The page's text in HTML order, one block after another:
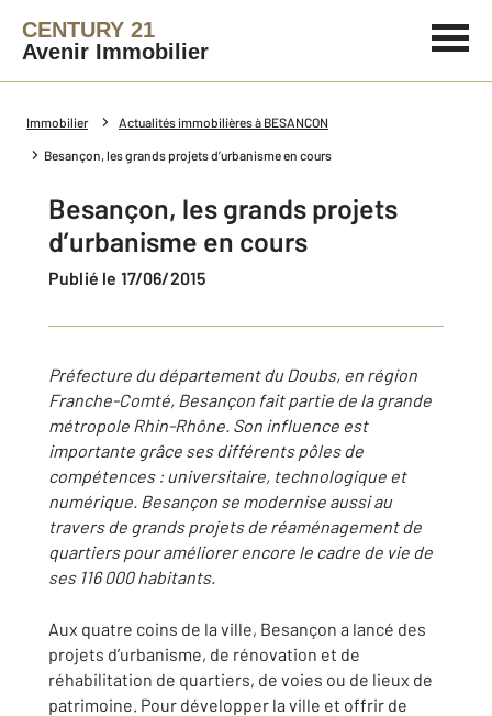
CENTURY 21
Avenir Immobilier
Immobilier Actualités immobilières à BESANCON
Besançon, les grands projets d’urbanisme en cours
Besançon, les grands projets
d’urbanisme en cours
Publié le 17/06/2015
Préfecture du département du Doubs, en région
Franche-Comté, Besançon fait partie de la grande
métropole Rhin-Rhône. Son influence est
importante grâce ses différents pôles de
compétences : universitaire, technologique et
numérique. Besançon se modernise aussi au
travers de grands projets de réaménagement de
quartiers pour améliorer encore le cadre de vie de
ses 116 000 habitants.
Aux quatre coins de la ville, Besançon a lancé des
projets d’urbanisme, de rénovation et de
réhabilitation de quartiers, de voies ou de lieux de
patrimoine. Pour développer la ville et offrir de